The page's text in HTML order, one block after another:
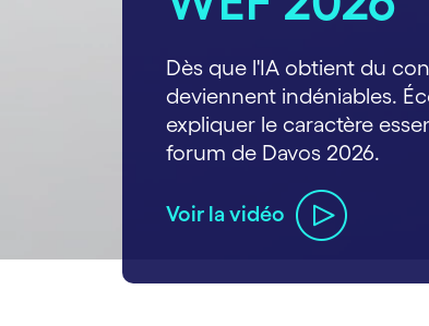
Dès que l'IA obtient du
deviennent indéniables.
expliquer le caractère
forum de Davos 2026.
Voir la vidéo